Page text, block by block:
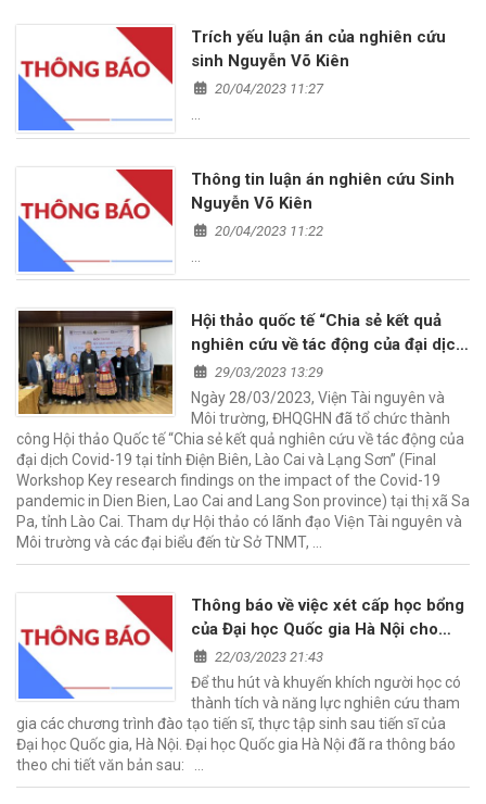
Trích yếu luận án của nghiên cứu
sinh Nguyễn Võ Kiên
20/04/2023 11:27
Thông tin luận án nghiên cứu Sinh
Nguyễn Võ Kiên
20/04/2023 11:22
Hội thảo quốc tế “Chia sẻ kết quả
nghiên cứu về tác động của đại dịch
covid-19 tại tỉnh Điện Biên, Lào Cai
và Lạng Sơn”
29/03/2023 13:29
Ngày 28/03/2023, Viện Tài nguyên và
Môi trường, ĐHQGHN đã tổ chức thành
công Hội thảo Quốc tế “Chia sẻ kết quả nghiên cứu về tác động của
đại dịch Covid-19 tại tỉnh Điện Biên, Lào Cai và Lạng Sơn” (Final
Workshop Key research findings on the impact of the Covid-19
pandemic in Dien Bien, Lao Cai and Lang Son province) tại thị xã Sa
Pa, tỉnh Lào Cai. Tham dự Hội thảo có lãnh đạo Viện Tài nguyên và
Môi trường và các đại biểu đến từ Sở TNMT, …
Thông báo về việc xét cấp học bổng
của Đại học Quốc gia Hà Nội cho
nghiên cứu sinh và thực tập sinh
sau tiến sĩ có năng lực nghiên cứu
xuất sắc
22/03/2023 21:43
Để thu hút và khuyến khích người học có
thành tích và năng lực nghiên cứu tham
gia các chương trình đào tạo tiến sĩ, thực tập sinh sau tiến sĩ của
Đại học Quốc gia, Hà Nội. Đại học Quốc gia Hà Nội đã ra thông báo
theo chi tiết văn bản sau: …